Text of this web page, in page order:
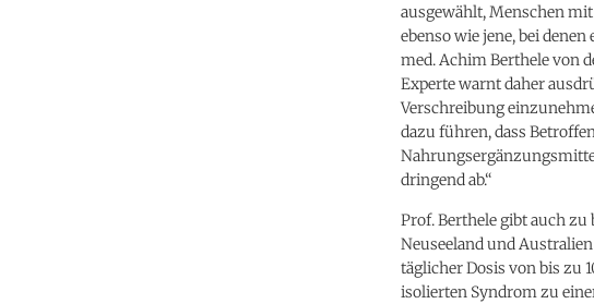
ausgewählt, Menschen
ebenso wie jene, bei
med. Achim Berthele von
Experte warnt daher
Verschreibung
dazu führen, dass
dringend ab.“
Prof. Berthele gibt auch zu
Neuseeland und
täglicher Dosis von bis zu
isolierten Syndrom zu